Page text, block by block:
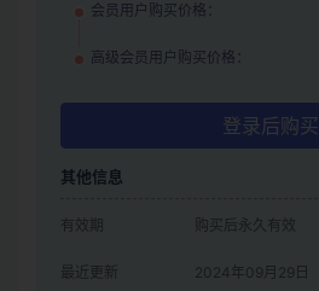
会员用户购买价格：
高级会员用户购买价格：
登录后购买
其他信息
有效期 购买后永久有效
最近更新 2024年09月29日